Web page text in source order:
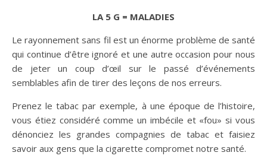
LA 5 G = MALADIES
Le rayonnement sans fil est un énorme problème de santé
qui continue d’être ignoré et une autre occasion pour nous
de jeter un coup d’œil sur le passé d’événements
semblables afin de tirer des leçons de nos erreurs.
Prenez le tabac par exemple, à une époque de l’histoire,
vous étiez considéré comme un imbécile et «fou» si vous
dénonciez les grandes compagnies de tabac et faisiez
savoir aux gens que la cigarette compromet notre santé.